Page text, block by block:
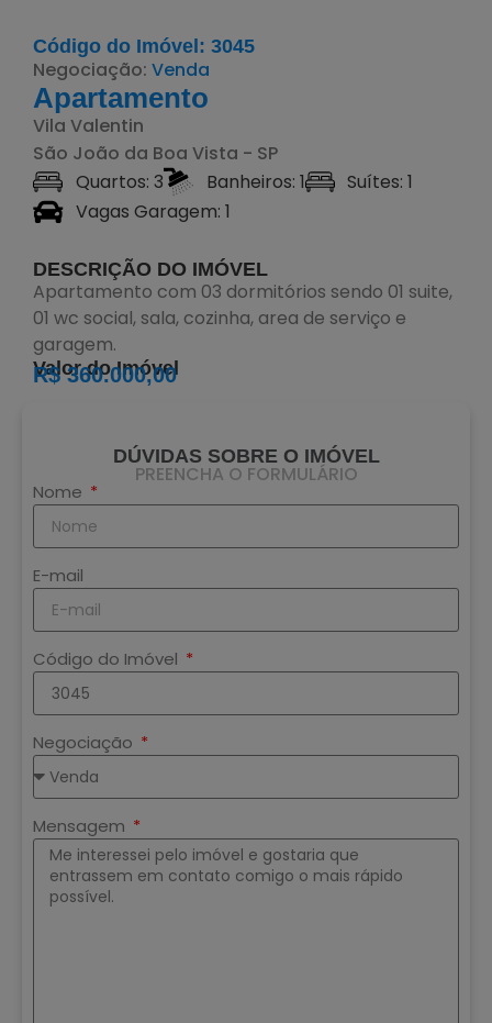
Código do Imóvel: 3045
Negociação: Venda
Apartamento
Vila Valentin
São João da Boa Vista - SP
Quartos: 3
Banheiros: 1
Suítes: 1
Vagas Garagem: 1
DESCRIÇÃO DO IMÓVEL
Apartamento com 03 dormitórios sendo 01 suite,
01 wc social, sala, cozinha, area de serviço e
garagem.
Valor do Imóvel
R$ 360.000,00
DÚVIDAS SOBRE O IMÓVEL
PREENCHA O FORMULÁRIO
Nome
E-mail
Código do Imóvel
Negociação
Mensagem